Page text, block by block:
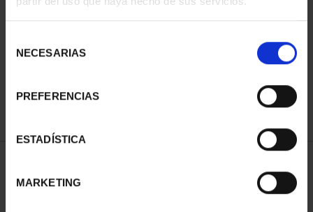
NECESARIAS
PREFERENCIAS
ESTADÍSTICA
MARKETING
PATRIMONIO
NACIONAL II - PALACIO
73,00 €
CIUDADES PATRIMONIO
- ALCALÁ DE HENARES